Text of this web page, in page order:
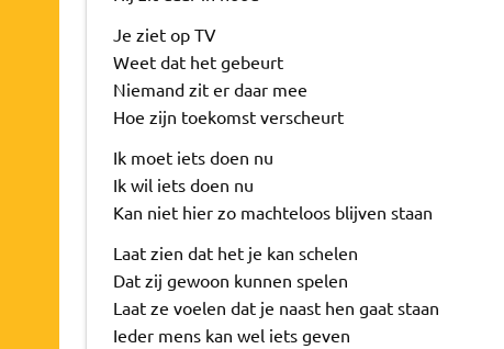
Je ziet op TV
Weet dat het gebeurt
Niemand zit er daar mee
Hoe zijn toekomst verscheurt
Ik moet iets doen nu
Ik wil iets doen nu
Kan niet hier zo machteloos blijven staan
Laat zien dat het je kan schelen
Dat zij gewoon kunnen spelen
Laat ze voelen dat je naast hen gaat staan
Ieder mens kan wel iets geven